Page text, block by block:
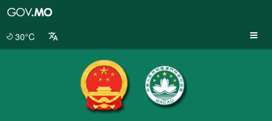
30°C